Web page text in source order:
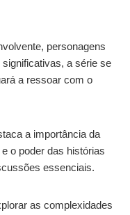
personagens
a série se
a ressoar com o
a importância da
o poder das histórias
essenciais.
as complexidades